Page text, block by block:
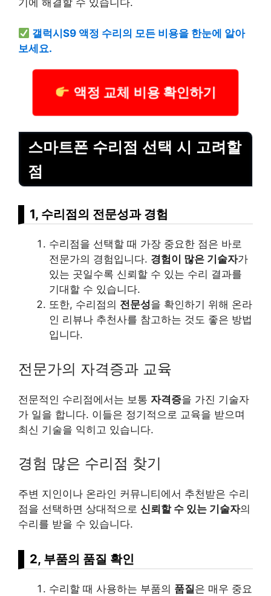
기에 해결할 수 있습니다.
갤럭시S9 액정 수리의 모든 비용을 한눈에 알아
보세요.
액정 교체 비용 확인하기
스마트폰 수리점 선택 시 고려할
점
1, 수리점의 전문성과 경험
수리점을 선택할 때 가장 중요한 점은 바로
전문가의 경험입니다. 경험이 많은 기술자가
있는 곳일수록 신뢰할 수 있는 수리 결과를
기대할 수 있습니다.
또한, 수리점의 전문성을 확인하기 위해 온라
인 리뷰나 추천사를 참고하는 것도 좋은 방법
입니다.
전문가의 자격증과 교육
전문적인 수리점에서는 보통 자격증을 가진 기술자
가 일을 합니다. 이들은 정기적으로 교육을 받으며
최신 기술을 익히고 있습니다.
경험 많은 수리점 찾기
주변 지인이나 온라인 커뮤니티에서 추천받은 수리
점을 선택하면 상대적으로 신뢰할 수 있는 기술자의
수리를 받을 수 있습니다.
2, 부품의 품질 확인
수리할 때 사용하는 부품의 품질은 매우 중요